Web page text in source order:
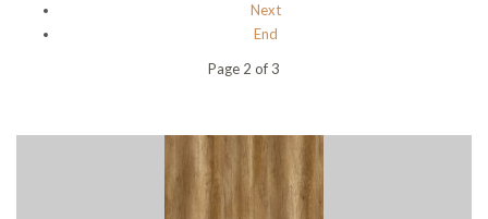
Next
End
Page 2 of 3